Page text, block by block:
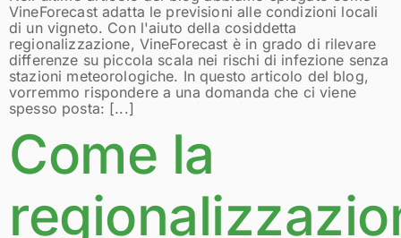
VineForecast adatta le previsioni alle condizioni locali
di un vigneto. Con l'aiuto della cosiddetta
regionalizzazione, VineForecast è in grado di rilevare
differenze su piccola scala nei rischi di infezione senza
stazioni meteorologiche. In questo articolo del blog,
vorremmo rispondere a una domanda che ci viene
spesso posta: [...]
Come la